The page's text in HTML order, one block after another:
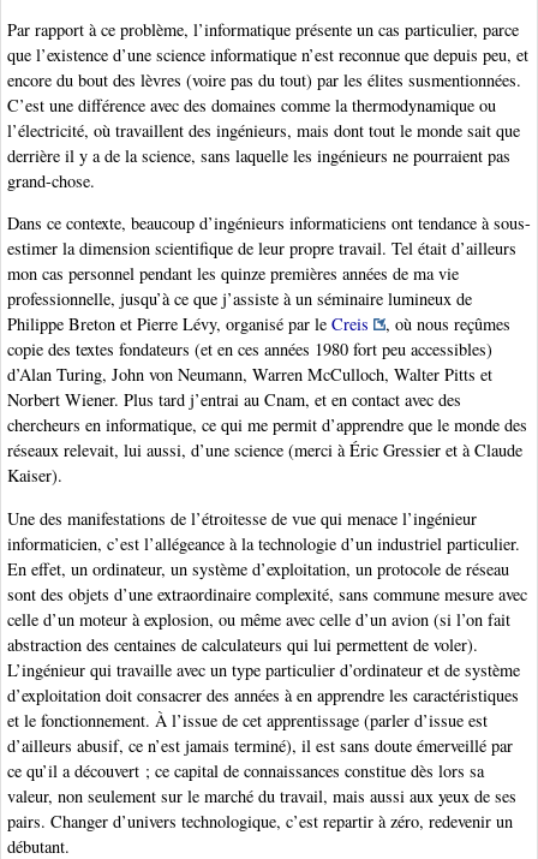
Par rapport à ce problème, l’informatique présente un cas particulier, parce
que l’existence d’une science informatique n’est reconnue que depuis peu, et
encore du bout des lèvres (voire pas du tout) par les élites susmentionnées.
C’est une différence avec des domaines comme la thermodynamique ou
l’électricité, où travaillent des ingénieurs, mais dont tout le monde sait que
derrière il y a de la science, sans laquelle les ingénieurs ne pourraient pas
grand-chose.
Dans ce contexte, beaucoup d’ingénieurs informaticiens ont tendance à sous-
estimer la dimension scientifique de leur propre travail. Tel était d’ailleurs
mon cas personnel pendant les quinze premières années de ma vie
professionnelle, jusqu’à ce que j’assiste à un séminaire lumineux de
Philippe Breton et Pierre Lévy, organisé par le Creis
, où nous reçûmes
copie des textes fondateurs (et en ces années 1980 fort peu accessibles)
d’Alan Turing, John von Neumann, Warren McCulloch, Walter Pitts et
Norbert Wiener. Plus tard j’entrai au Cnam, et en contact avec des
chercheurs en informatique, ce qui me permit d’apprendre que le monde des
réseaux relevait, lui aussi, d’une science (merci à Éric Gressier et à Claude
Kaiser).
Une des manifestations de l’étroitesse de vue qui menace l’ingénieur
informaticien, c’est l’allégeance à la technologie d’un industriel particulier.
En effet, un ordinateur, un système d’exploitation, un protocole de réseau
sont des objets d’une extraordinaire complexité, sans commune mesure avec
celle d’un moteur à explosion, ou même avec celle d’un avion (si l’on fait
abstraction des centaines de calculateurs qui lui permettent de voler).
L’ingénieur qui travaille avec un type particulier d’ordinateur et de système
d’exploitation doit consacrer des années à en apprendre les caractéristiques
et le fonctionnement. À l’issue de cet apprentissage (parler d’issue est
d’ailleurs abusif, ce n’est jamais terminé), il est sans doute émerveillé par
ce qu’il a découvert ; ce capital de connaissances constitue dès lors sa
valeur, non seulement sur le marché du travail, mais aussi aux yeux de ses
pairs. Changer d’univers technologique, c’est repartir à zéro, redevenir un
débutant.